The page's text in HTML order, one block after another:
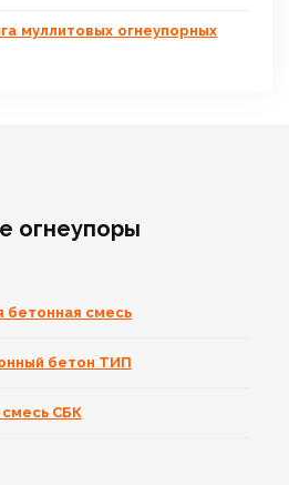
муллитовых огнеупорных
огнеупоры
бетонная смесь
бетон ТИП
смесь СБК